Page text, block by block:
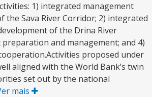
1) integrated management
the Sava River Corridor; 2) integrated
of the Drina River
and management; and 4)
proposed under
aligned with the World Bank’s twin
set out by the national
mais